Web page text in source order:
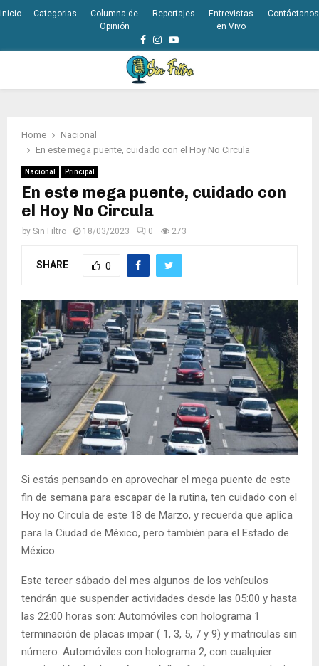
Inicio Categorias
Columna de
Opinión
Reportajes
Entrevistas
en Vivo
Contáctanos
Facebook
Instagram
Youtube
Home
Nacional
En este mega puente, cuidado con el Hoy No Circula
Nacional Principal
En este mega puente, cuidado con
el Hoy No Circula
by Sin Filtro 18/03/2023 0 273
SHARE 0
Si estás pensando en aprovechar el mega puente de este
fin de semana para escapar de la rutina, ten cuidado con el
Hoy no Circula de este 18 de Marzo, y recuerda que aplica
para la Ciudad de México, pero también para el Estado de
México.
Este tercer sábado del mes algunos de los vehículos
tendrán que suspender actividades desde las 05:00 y hasta
las 22:00 horas son: Automóviles con holograma 1
terminación de placas impar ( 1, 3, 5, 7 y 9) y matriculas sin
número. Automóviles con holograma 2, con cualquier